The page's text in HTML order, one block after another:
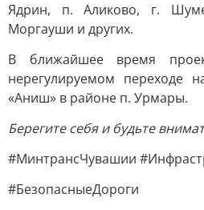
Ядрин, п. Аликово, г.
Моргауши и других.
В ближайшее время
нерегулируемом переходе
«Аниш» в районе п. Урмары.
Берегите себя и будьте
#МинтрансЧувашии
#БезопасныеДороги